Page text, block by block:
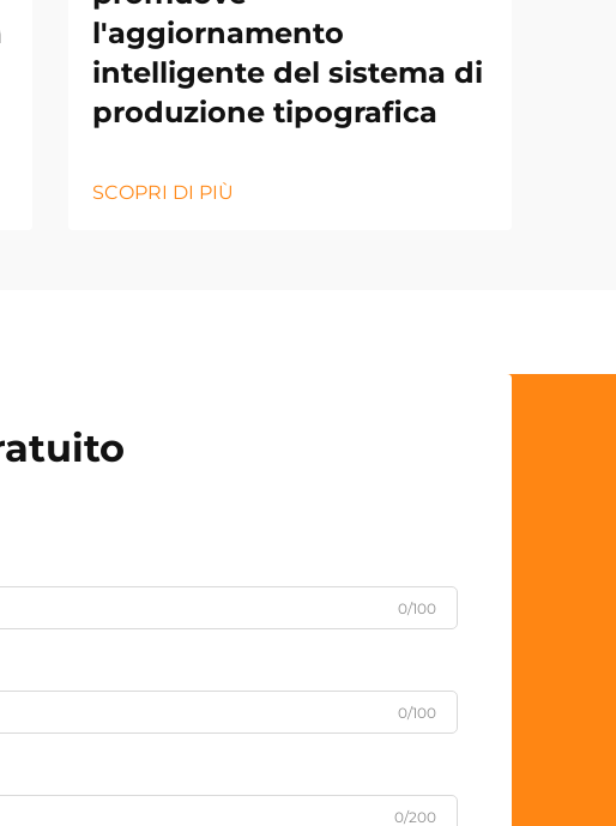
l'aggiornamento
intelligente del sistema di
produzione tipografica
SCOPRI DI PIÙ
0/100
0/100
0/200